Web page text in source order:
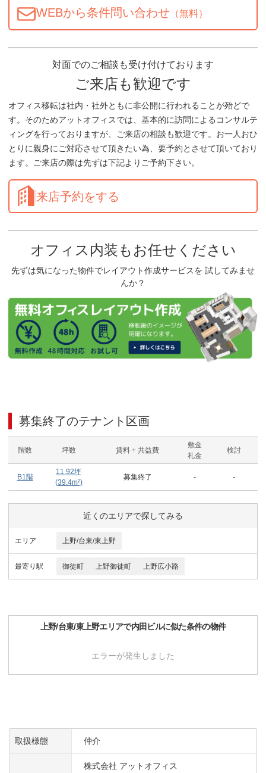
WEBから条件問い合わせ （無料）
対面でのご相談も受け付けております
ご来店も歓迎です
オフィス移転は社内・社外ともに非公開に行われることが殆どで
す。そのためアットオフィスでは、基本的に訪問によるコンサルテ
ィングを行っておりますが、ご来店の相談も歓迎です。お一人おひ
とりに親身にご対応させて頂きたい為、要予約とさせて頂いており
ます。ご来店の際は先ずは下記よりご予約下さい。
来店予約をする
オフィス内装もお任せください
先ずは気になった物件でレイアウト作成サービスを 試してみませ
んか？
募集終了のテナント区画
階数 坪数 賃料 + 共益費
敷金
礼金
検討
B1階
11.92坪
(39.4m²)
募集終了 - -
近くのエリアで探してみる
エリア 上野/台東/東上野
最寄り駅 御徒町 上野御徒町 上野広小路
上野/台東/東上野エリアで内田ビルに似た条件の物件
エラーが発生しました
取扱様態 仲介
株式会社 アットオフィス